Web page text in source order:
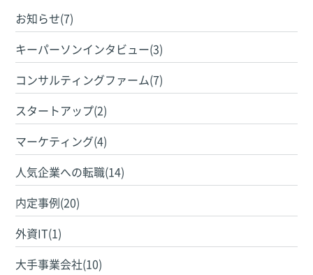
お知らせ(7)
キーパーソンインタビュー(3)
コンサルティングファーム(7)
スタートアップ(2)
マーケティング(4)
人気企業への転職(14)
内定事例(20)
外資IT(1)
大手事業会社(10)